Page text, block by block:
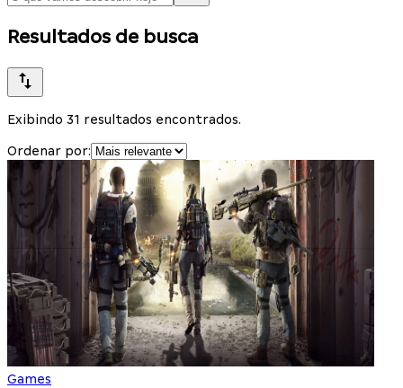
Resultados de busca
Exibindo 31 resultados encontrados.
Ordenar por:
Games